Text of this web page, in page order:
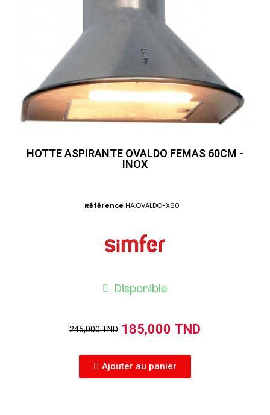
HOTTE ASPIRANTE OVALDO FEMAS 60CM -
INOX
Référence HA.OVALDO-X60
Disponible
245,000 TND 185,000 TND
Ajouter au panier